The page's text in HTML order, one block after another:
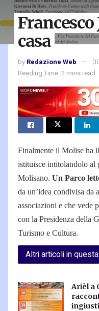
Francesco
casa
by Redazione Web
Reading Time: 2 mins read
Finalmente il Molise ha
istituisce intitolandolo al
Molisano. Un Parco
da un’idea condivisa
associazioni e che vede
con la Presidenza della
Turismo e Cultura.
Altri articoli in
Arièl a